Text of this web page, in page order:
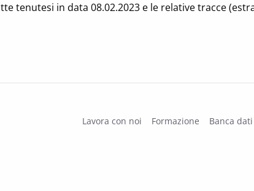
tenutesi in data 08.02.2023 e le relative tracce
Lavora con noi Formazione Banca